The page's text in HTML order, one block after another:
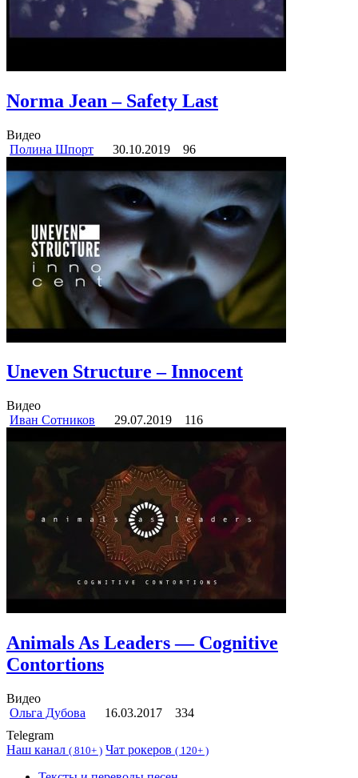
Norma Jean – Safety Last
Видео
Полина Шпорт
30.10.2019 96
Uneven Structure – Innocent
Видео
Иван Сотников
29.07.2019 116
Animals As Leaders — Cognitive
Contortions
Видео
Ольга Дубова
16.03.2017
334
Telegram
Наш канал ( 810+ ) Чат рокеров ( 120+ )